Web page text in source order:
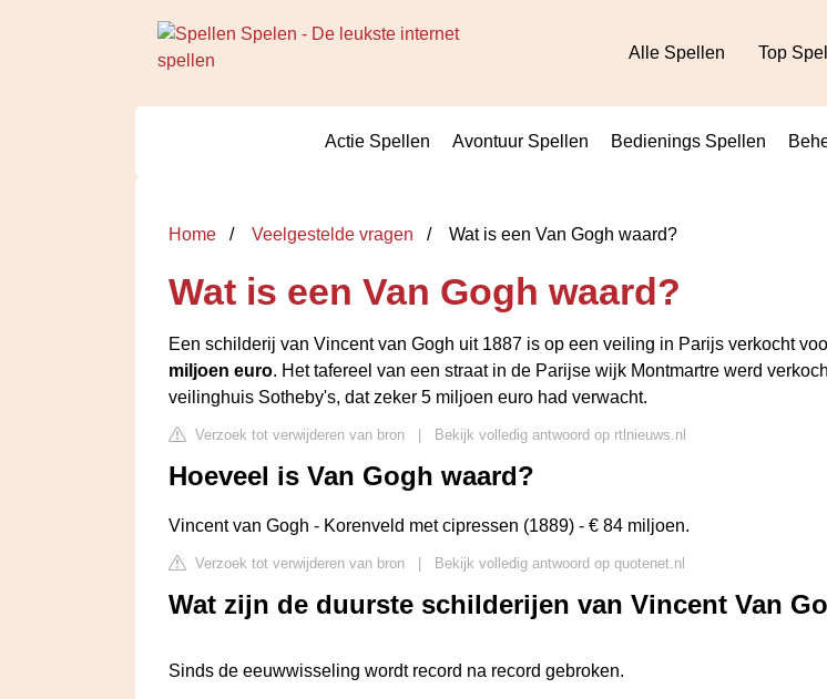
Alle Spellen Top
Actie Spellen Avontuur Spellen Bedienings Spellen
Home Veelgestelde vragen Wat is een Van Gogh waard?
Wat is een Van Gogh waard?
Een schilderij van Vincent van Gogh uit 1887 is op een veiling in Parijs verkocht
miljoen euro. Het tafereel van een straat in de Parijse wijk Montmartre werd
veilinghuis Sotheby's, dat zeker 5 miljoen euro had verwacht.
Verzoek tot verwijderen van bron Bekijk volledig antwoord op rtlnieuws.nl
Hoeveel is Van Gogh waard?
Vincent van Gogh - Korenveld met cipressen (1889) - € 84 miljoen.
Verzoek tot verwijderen van bron Bekijk volledig antwoord op quotenet.nl
Wat zijn de duurste schilderijen van Vincent Van
Sinds de eeuwwisseling wordt record na record gebroken.